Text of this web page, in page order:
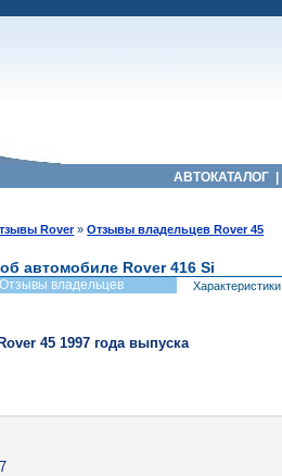
АВТОКАТАЛОГ
Rover»Отзывы владельцев Rover 45
автомобиле Rover 416 Si
Отзывы владельцев Характеристики
Rover 45 1997 года выпуска